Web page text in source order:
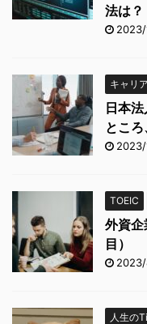
法は？
キャリ
日本
とこ
2023/
TOEIC
外資企
目）
人生の